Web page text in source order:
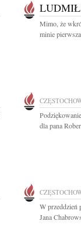
Mimo, że
minie
dla pana
W przeddzień
Jana